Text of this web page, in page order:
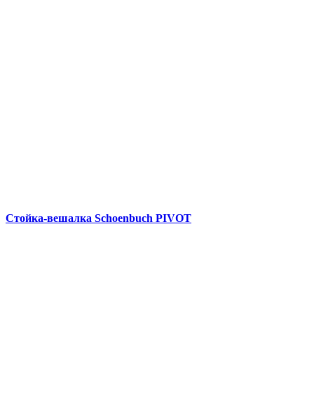
Стойка-вешалка Schoenbuch PIVOT